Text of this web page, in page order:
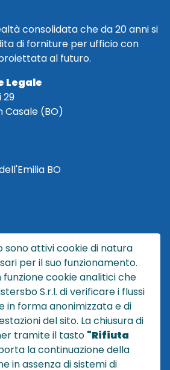
consolidata che da 20 anni si
di forniture per ufficio con
al futuro.
Legale
29
Casale (BO)
BO
sono attivi cookie di natura
per il suo funzionamento.
funzione cookie analitici che
S.r.l. di verificare i flussi
in forma anonimizzata e di
del sito. La chiusura di
tramite il tasto "Rifiuta
la continuazione della
in assenza di sistemi di